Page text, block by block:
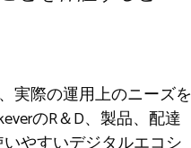
実際の運用上のニーズを
のR＆D、製品、配達